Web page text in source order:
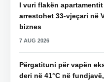
I vuri flakën
arrestohet 33-vjeçari në
biznes
7 AUG 2026
Përgatituni për vapën
deri në 41°C në